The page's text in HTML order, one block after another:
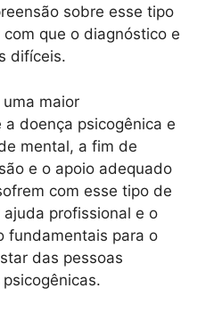
sobre esse tipo
que o diagnóstico e
difíceis.
maior
doença psicogênica e
mental, a fim de
e o apoio adequado
com esse tipo de
profissional e o
fundamentais para o
das pessoas